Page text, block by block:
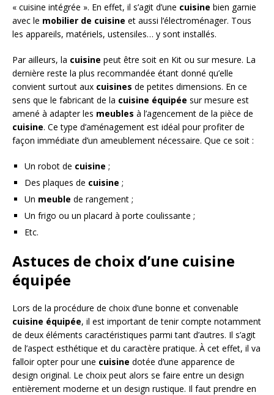
« cuisine intégrée ». En effet, il s’agit d’une cuisine bien garnie
avec le mobilier de cuisine et aussi l’électroménager. Tous
les appareils, matériels, ustensiles… y sont installés.
Par ailleurs, la cuisine peut être soit en Kit ou sur mesure. La
dernière reste la plus recommandée étant donné qu’elle
convient surtout aux cuisines de petites dimensions. En ce
sens que le fabricant de la cuisine équipée sur mesure est
amené à adapter les meubles à l’agencement de la pièce de
cuisine. Ce type d’aménagement est idéal pour profiter de
façon immédiate d’un ameublement nécessaire. Que ce soit :
Un robot de cuisine ;
Des plaques de cuisine ;
Un meuble de rangement ;
Un frigo ou un placard à porte coulissante ;
Etc.
Astuces de choix d’une cuisine
équipée
Lors de la procédure de choix d’une bonne et convenable
cuisine équipée, il est important de tenir compte notamment
de deux éléments caractéristiques parmi tant d’autres. Il s’agit
de l’aspect esthétique et du caractère pratique. À cet effet, il va
falloir opter pour une cuisine dotée d’une apparence de
design original. Le choix peut alors se faire entre un design
entièrement moderne et un design rustique. Il faut prendre en